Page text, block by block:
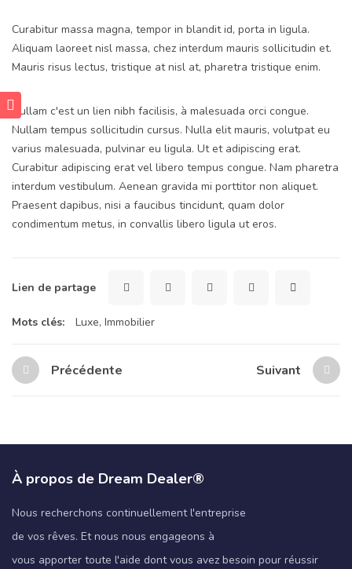
Curabitur massa magna, tempor in blandit id, porta in ligula.
Aliquam laoreet nisl massa, chez interdum mauris sollicitudin et.
Mauris risus lectus, tristique at nisl at, pharetra tristique enim.
Nullam c'est un lien nibh facilisis, à malesuada orci congue.
Nullam tempus sollicitudin cursus. Nulla elit mauris, volutpat eu
varius malesuada, pulvinar eu ligula. Ut et adipiscing erat.
Curabitur adipiscing erat vel libero tempus congue. Nam pharetra
interdum vestibulum. Aenean gravida mi porttitor non aliquet.
Praesent dapibus, nisi a faucibus tincidunt, quam dolor
condimentum metus, in convallis libero ligula ut eros.
Lien de partage
Mots clés: Luxe, Immobilier
Précédente Suivant
À propos de Dream Dealer®
Nous recherchons continuellement l'entreprise
de vos rêves. Et nous nous engageons à
vous apporter toute l'aide dont vous avez besoin pour réussir